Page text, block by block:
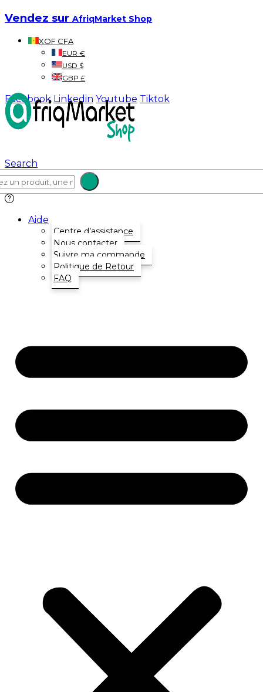
Vendez sur AfriqMarket Shop
XOF CFA
EUR €
USD $
GBP £
Facebook Linkedin Youtube Tiktok
Search
Aide
Centre d’assistance
Nous contacter
Suivre ma commande
Politique de Retour
FAQ